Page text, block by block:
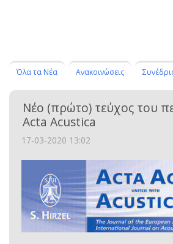
Όλα τα Νέα Ανακοινώσεις
Νέο (πρώτο) τεύχος του
Acta Acustica
17-03-2020 13:02